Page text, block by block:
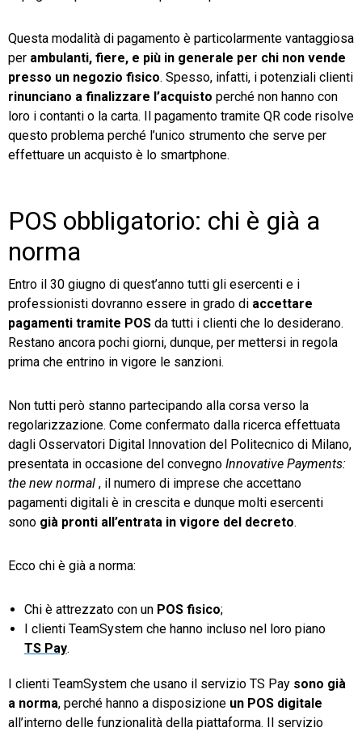
Questa modalità di pagamento è particolarmente vantaggiosa
per ambulanti, fiere, e più in generale per chi non vende
presso un negozio fisico. Spesso, infatti, i potenziali clienti
rinunciano a finalizzare l’acquisto perché non hanno con
loro i contanti o la carta. Il pagamento tramite QR code risolve
questo problema perché l’unico strumento che serve per
effettuare un acquisto è lo smartphone.
POS obbligatorio: chi è già a
norma
Entro il 30 giugno di quest’anno tutti gli esercenti e i
professionisti dovranno essere in grado di accettare
pagamenti tramite POS da tutti i clienti che lo desiderano.
Restano ancora pochi giorni, dunque, per mettersi in regola
prima che entrino in vigore le sanzioni.
Non tutti però stanno partecipando alla corsa verso la
regolarizzazione. Come confermato dalla ricerca effettuata
dagli Osservatori Digital Innovation del Politecnico di Milano,
presentata in occasione del convegno Innovative Payments:
the new normal , il numero di imprese che accettano
pagamenti digitali è in crescita e dunque molti esercenti
sono già pronti all’entrata in vigore del decreto.
Ecco chi è già a norma:
Chi è attrezzato con un POS fisico;
I clienti TeamSystem che hanno incluso nel loro piano
TS Pay.
I clienti TeamSystem che usano il servizio TS Pay sono già
a norma, perché hanno a disposizione un POS digitale
all’interno delle funzionalità della piattaforma. Il servizio